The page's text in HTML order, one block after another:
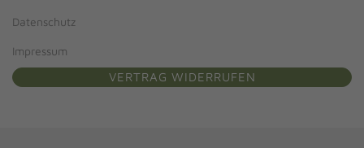
Datenschutz
Impressum
VERTRAG WIDERRUFEN